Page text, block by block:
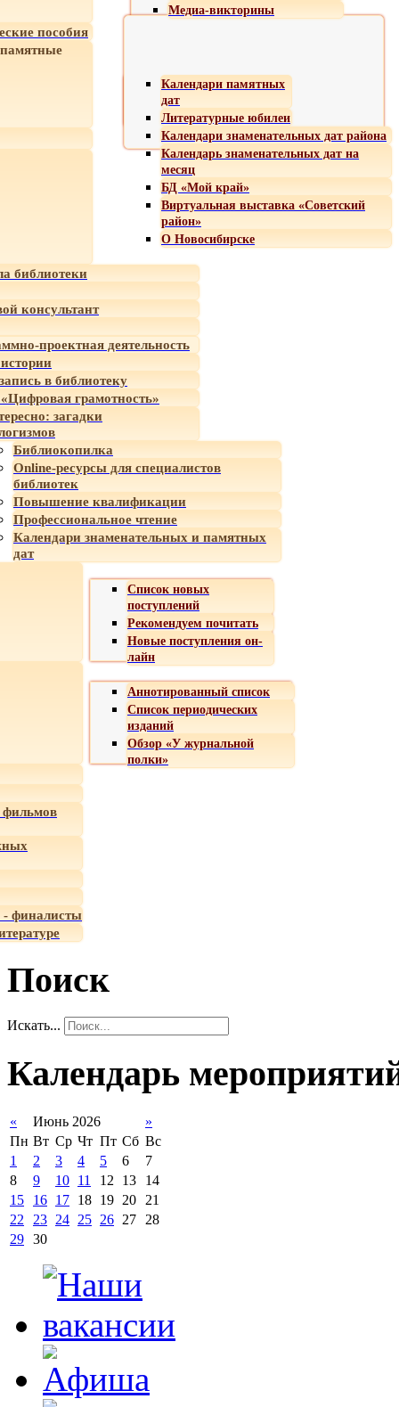
Медиа-викторины
пособия
Календари памятных
дат
Литературные юбилеи
Календари знаменательных дат района
Календарь знаменательных дат на
месяц
БД «Мой край»
Виртуальная выставка «Советский
район»
О Новосибирске
библиотеки
консультант
проектная деятельность
в библиотеку
грамотность»
загадки
Библиокопилка
Online-ресурсы для специалистов
библиотек
Повышение квалификации
Профессиональное чтение
Календари знаменательных и памятных
дат
Список новых
поступлений
Рекомендуем почитать
Новые поступления он-
лайн
Аннотированный список
Список периодических
изданий
Обзор «У журнальной
полки»
- финалисты
Поиск
Искать...
Календарь
« Июнь 2026
»
Пн Вт Ср Чт Пт Сб Вс
1
2 3 4 5 6
7
8
9 10 11 12 13
14
15
16 17 18 19 20
21
22
23 24 25 26 27
28
29 30